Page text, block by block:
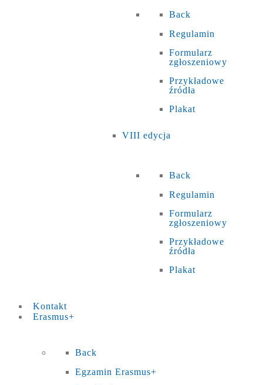
Back
Regulamin
Formularz
zgłoszeniowy
Przykładowe
źródła
Plakat
VIII edycja
Back
Regulamin
Formularz
zgłoszeniowy
Przykładowe
źródła
Plakat
Kontakt
Erasmus+
Back
Egzamin Erasmus+